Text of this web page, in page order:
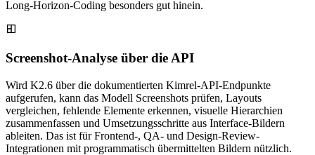
Long-Horizon-Coding besonders gut hinein.
Screenshot-Analyse über die API
Wird K2.6 über die dokumentierten Kimrel-API-Endpunkte
aufgerufen, kann das Modell Screenshots prüfen, Layouts
vergleichen, fehlende Elemente erkennen, visuelle Hierarchien
zusammenfassen und Umsetzungsschritte aus Interface-Bildern
ableiten. Das ist für Frontend-, QA- und Design-Review-
Integrationen mit programmatisch übermittelten Bildern nützlich.